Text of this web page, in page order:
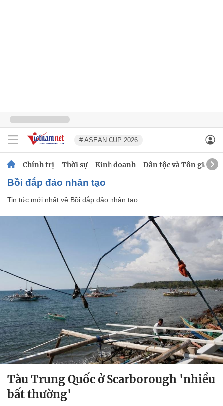
# ASEAN CUP 2026
Chính trị Thời sự Kinh doanh Dân tộc và Tôn giáo
Bồi đắp đảo nhân tạo
Tin tức mới nhất về Bồi đắp đảo nhân tạo
Tàu Trung Quốc ở Scarborough 'nhiều
bất thường'